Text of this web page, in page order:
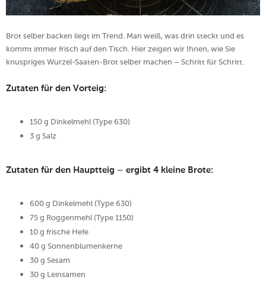
Brot selber backen liegt im Trend. Man weiß, was drin steckt und es
kommt immer frisch auf den Tisch. Hier zeigen wir Ihnen, wie Sie
knuspriges Wurzel-Saaten-Brot selber machen – Schritt für Schritt.
Zutaten für den Vorteig:
150 g Dinkelmehl (Type 630)
3 g Salz
Zutaten für den Hauptteig – ergibt 4 kleine Brote:
600 g Dinkelmehl (Type 630)
75 g Roggenmehl (Type 1150)
10 g frische Hefe
40 g Sonnenblumenkerne
30 g Sesam
30 g Leinsamen